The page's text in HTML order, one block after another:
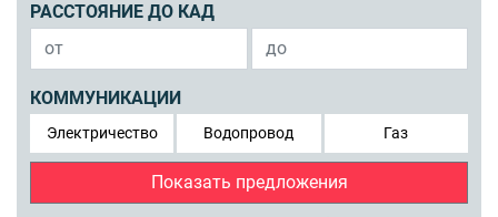
РАССТОЯНИЕ ДО КАД
КОММУНИКАЦИИ
Электричество Водопровод Газ
Показать предложения